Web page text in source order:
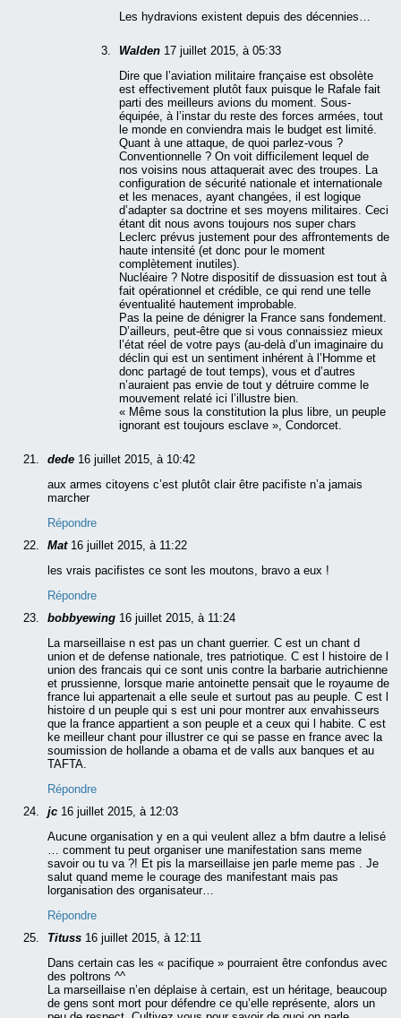
Les hydravions existent depuis des décennies…
Walden 17 juillet 2015, à 05:33
Dire que l’aviation militaire française est obsolète
est effectivement plutôt faux puisque le Rafale fait
parti des meilleurs avions du moment. Sous-
équipée, à l’instar du reste des forces armées, tout
le monde en conviendra mais le budget est limité.
Quant à une attaque, de quoi parlez-vous ?
Conventionnelle ? On voit difficilement lequel de
nos voisins nous attaquerait avec des troupes. La
configuration de sécurité nationale et internationale
et les menaces, ayant changées, il est logique
d’adapter sa doctrine et ses moyens militaires. Ceci
étant dit nous avons toujours nos super chars
Leclerc prévus justement pour des affrontements de
haute intensité (et donc pour le moment
complètement inutiles).
Nucléaire ? Notre dispositif de dissuasion est tout à
fait opérationnel et crédible, ce qui rend une telle
éventualité hautement improbable.
Pas la peine de dénigrer la France sans fondement.
D’ailleurs, peut-être que si vous connaissiez mieux
l’état réel de votre pays (au-delà d’un imaginaire du
déclin qui est un sentiment inhérent à l’Homme et
donc partagé de tout temps), vous et d’autres
n’auraient pas envie de tout y détruire comme le
mouvement relaté ici l’illustre bien.
« Même sous la constitution la plus libre, un peuple
ignorant est toujours esclave », Condorcet.
dede 16 juillet 2015, à 10:42
aux armes citoyens c’est plutôt clair être pacifiste n’a jamais
marcher
Répondre
Mat 16 juillet 2015, à 11:22
les vrais pacifistes ce sont les moutons, bravo a eux !
Répondre
bobbyewing 16 juillet 2015, à 11:24
La marseillaise n est pas un chant guerrier. C est un chant d
union et de defense nationale, tres patriotique. C est l histoire de l
union des francais qui ce sont unis contre la barbarie autrichienne
et prussienne, lorsque marie antoinette pensait que le royaume de
france lui appartenait a elle seule et surtout pas au peuple. C est l
histoire d un peuple qui s est uni pour montrer aux envahisseurs
que la france appartient a son peuple et a ceux qui l habite. C est
ke meilleur chant pour illustrer ce qui se passe en france avec la
soumission de hollande a obama et de valls aux banques et au
TAFTA.
Répondre
jc 16 juillet 2015, à 12:03
Aucune organisation y en a qui veulent allez a bfm dautre a lelisé
… comment tu peut organiser une manifestation sans meme
savoir ou tu va ?! Et pis la marseillaise jen parle meme pas . Je
salut quand meme le courage des manifestant mais pas
lorganisation des organisateur…
Répondre
Tituss 16 juillet 2015, à 12:11
Dans certain cas les « pacifique » pourraient être confondus avec
des poltrons ^^
La marseillaise n’en déplaise à certain, est un héritage, beaucoup
de gens sont mort pour défendre ce qu’elle représente, alors un